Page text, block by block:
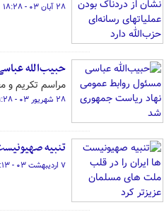
۲۸ آبان ۰۳ - ۱۸:۲۸
حبیب‌الله
مراسم تکریم و
۲۸ شهریور ۰۳ - ۱۹:۲۸
تنبیه
۷ اردیبهشت ۰۳ - ۱۸:۱۳